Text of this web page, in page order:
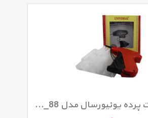
دستگاه دوخت پرده یونیورسال مدل U_88 به همرا 20 خشاب 1.5 سانتی متر